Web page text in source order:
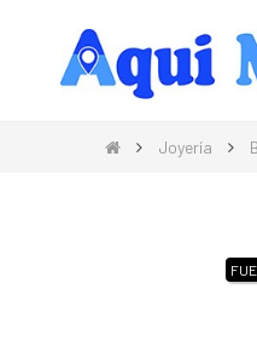
Compra Moda,
Joyería